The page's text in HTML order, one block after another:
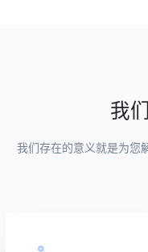
我
我们存在的意义就是为您